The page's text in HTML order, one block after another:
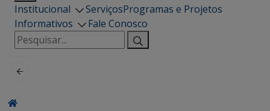
Institucional ServiçosProgramas e Projetos
Informativos
Fale Conosco
Pesquisar
por: